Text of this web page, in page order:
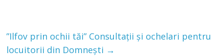
”Ilfov prin ochii tăi” Consultații și ochelari pentru
locuitorii din Domnești →